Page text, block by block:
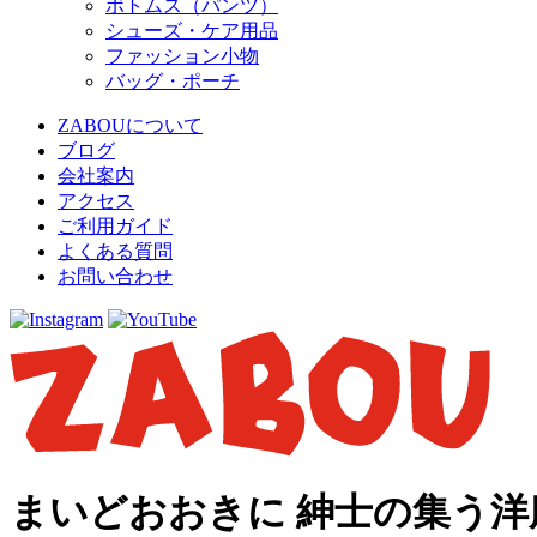
ボトムス（パンツ）
シューズ・ケア用品
ファッション小物
バッグ・ポーチ
ZABOUについて
ブログ
会社案内
アクセス
ご利用ガイド
よくある質問
お問い合わせ
まいどおおきに 紳士の集う